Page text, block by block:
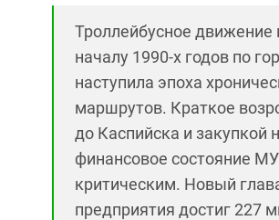
Троллейбусное
началу 1990-х годов по
наступила эпоха
маршрутов. Краткое
до Каспийска и закупкой
финансовое состояние
критическим. Новый
предприятия достиг 227